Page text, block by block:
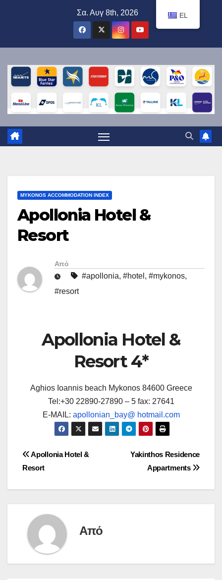
Σα. Αυγ 8th, 2026
MYKONOS ACCOMMODATION INDEX
Apollonia Hotel &
Resort
Από
#apollonia, #hotel , #mykonos,
#resort
Apollonia Hotel &
Resort 4*
Aghios Ioannis beach Mykonos 84600 Greece
Tel:+30 22890-27890 – 5 fax: 27641
E-MAIL: apollonian_bay@ hotmail.com
Πλοήγηση
Yakinthos Residence
Appartments
Apollonia Hotel &
Resort
Από
EL